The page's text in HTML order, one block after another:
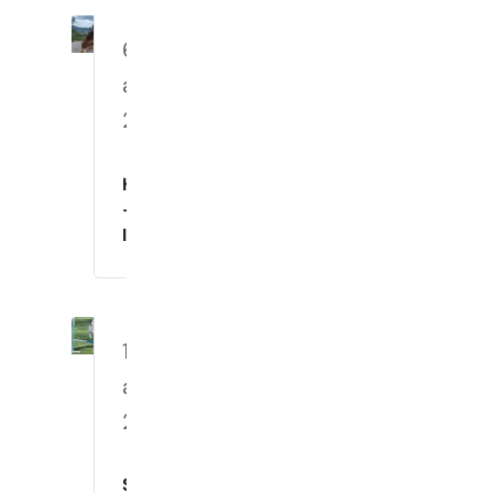
6.
august
2026
Hverdagslydighet
–
Innetrening
10.
august
2026
Spennende